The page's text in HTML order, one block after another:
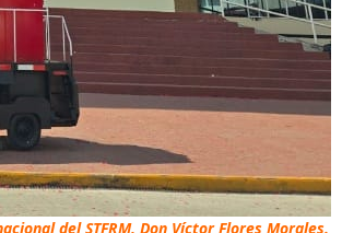
del STFRM, Don Víctor Flores Morales.